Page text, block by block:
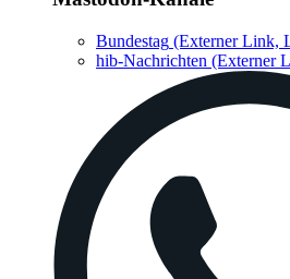
Bundestag (Externer Link,
hib-Nachrichten (Externer